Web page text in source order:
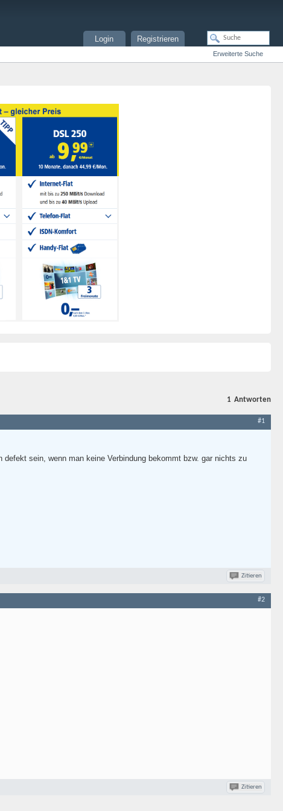
Registrieren
Login
Erweiterte Suche
1 Antworten
#1
sein, wenn man keine Verbindung bekommt bzw. gar nichts zu
Zitieren
#2
Zitieren